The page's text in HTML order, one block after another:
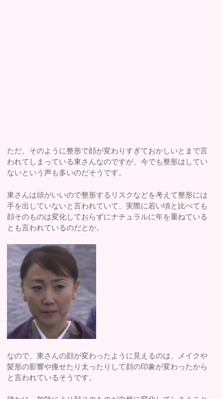
ただ、そのように整形で顔が変わりすぎておかしいとまで言
われてしまっている東さんなのですが、今でも整形はしてい
ないという声も多いのだそうです。
東さんは頭がいいので整形するリスクなどを考えて整形には
手を出していないと言われていて、実際に若い頃と比べても
顔そのものは変化しておらずにナチュラルに年を重ねている
とも言われているのだとか。
なので、東さんの顔が変わったように見えるのは、メイクや
髪形の影響や痩せたり太ったりして顔の印象が変わったから
と言われているそうです。